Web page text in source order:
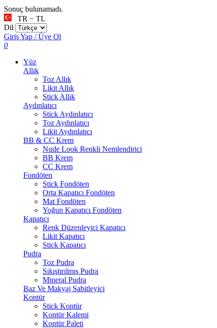
Sonuç bulunamadı.
TR − TL
Dil
Giriş Yap / Üye Ol
0
Yüz
Allık
Toz Allık
Likit Allık
Stick Allık
Aydınlatıcı
Stick Aydınlatıcı
Toz Aydınlatıcı
Likit Aydınlatıcı
BB & CC Krem
Nude Look Renkli Nemlendirici
BB Krem
CC Krem
Fondöten
Stick Fondöten
Orta Kapatıcı Fondöten
Mat Fondöten
Yoğun Kapatıcı Fondöten
Kapatıcı
Renk Düzenleyici Kapatıcı
Likit Kapatıcı
Stick Kapatıcı
Pudra
Toz Pudra
Sıkıştırılmış Pudra
Mineral Pudra
Baz Ve Makyaj Sabitleyici
Kontür
Stick Kontür
Kontür Kalemi
Kontür Paleti